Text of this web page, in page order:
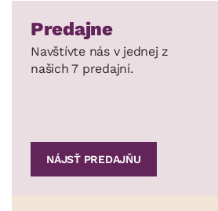
Predajne
Navštívte nás v jednej z
našich 7 predajní.
NÁJSŤ PREDAJŇU